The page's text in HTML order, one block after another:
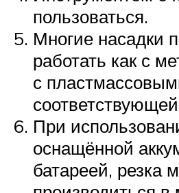
пользоваться.
Многие насадки
работать как с
с
При
оснащённой
батареей, резка